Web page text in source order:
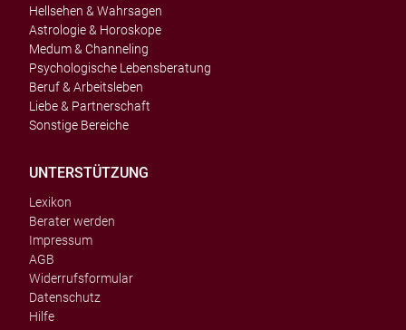
Hellsehen & Wahrsagen
Astrologie & Horoskope
Medum & Channeling
Psychologische Lebensberatung
Beruf & Arbeitsleben
Liebe & Partnerschaft
Sonstige Bereiche
UNTERSTÜTZUNG
Lexikon
Berater werden
Impressum
AGB
Widerrufsformular
Datenschutz
Hilfe